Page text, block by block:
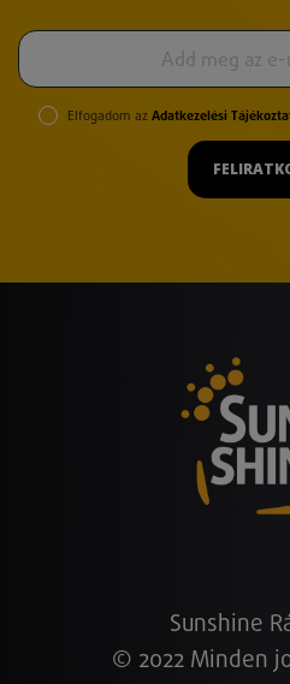
Elfogadom az Adatkezelési
Sunshine
© 2022 Minden